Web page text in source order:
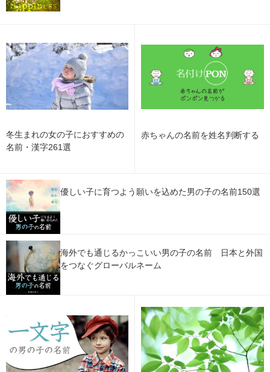
冬生まれの女の子におすすめの
名前・漢字261選
赤ちゃんの名前を姓名判断する
優しい子に育つよう願いを込めた男の子の名前150選
海外でも通じるかっこいい男の子の名前 日本と外国
をつなぐグローバルネーム